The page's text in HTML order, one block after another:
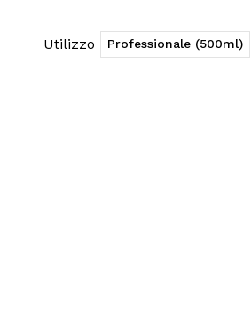
Utilizzo Professionale (500ml)